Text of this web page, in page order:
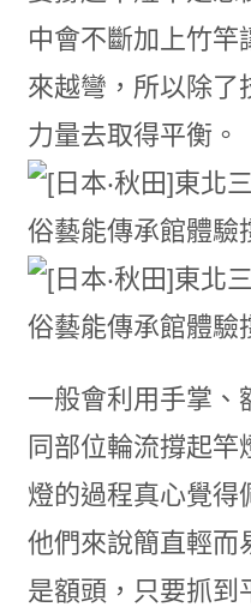
中會不斷加上竹竿
來越彎，所以除了
力量去取得平衡。
一般會利用手掌、
同部位輪流撐起竿
燈的過程真心覺得
他們來說簡直輕而
是額頭，只要抓到